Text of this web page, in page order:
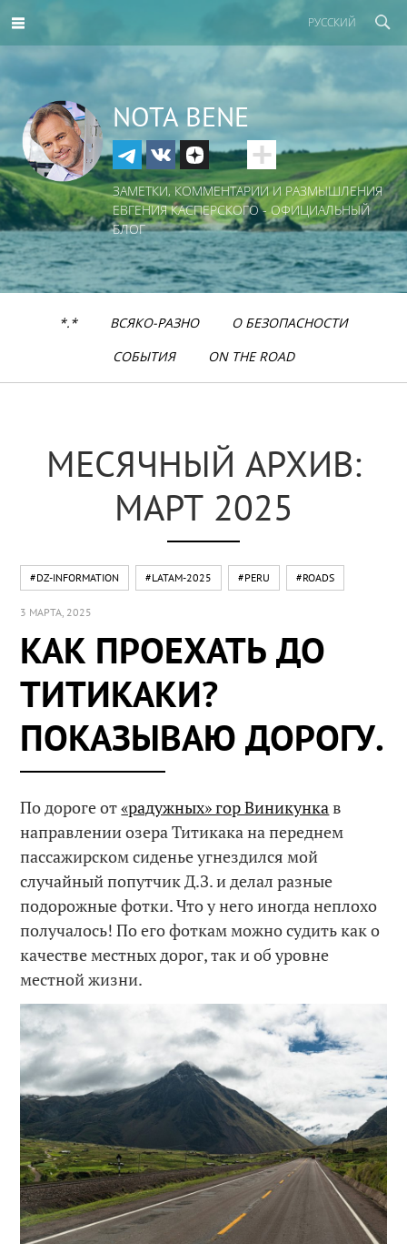
РУССКИЙ
NOTA BENE
ЗАМЕТКИ, КОММЕНТАРИИ И РАЗМЫШЛЕНИЯ
ЕВГЕНИЯ КАСПЕРСКОГО - ОФИЦИАЛЬНЫЙ
БЛОГ
*.* ВСЯКО-РАЗНО
О БЕЗОПАСНОСТИ
СОБЫТИЯ
ON THE ROAD
МЕСЯЧНЫЙ АРХИВ:
МАРТ 2025
#DZ-INFORMATION #LATAM-2025 #PERU #ROADS
3 МАРТА, 2025
КАК ПРОЕХАТЬ ДО
ТИТИКАКИ?
ПОКАЗЫВАЮ ДОРОГУ.
По дороге от«радужных» гор Виникункав
направлении озера Титикака на переднем
пассажирском сиденье угнездился мой
случайный попутчик Д.З. и делал разные
подорожные фотки. Что у него иногда неплохо
получалось! По его фоткам можно судить как о
качестве местных дорог, так и об уровне
местной жизни.